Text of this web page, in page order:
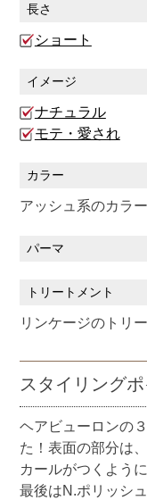
長さ
ショート
イメージ
ナチュラル
モテ・愛され
カラー
アッシュ系のカラ
パーマ
トリートメント
リンケージのトリ
スタイリングポ
ヘアビューロンの
た！表面の部分は
カールがつくよう
最後はN.ポリッシ